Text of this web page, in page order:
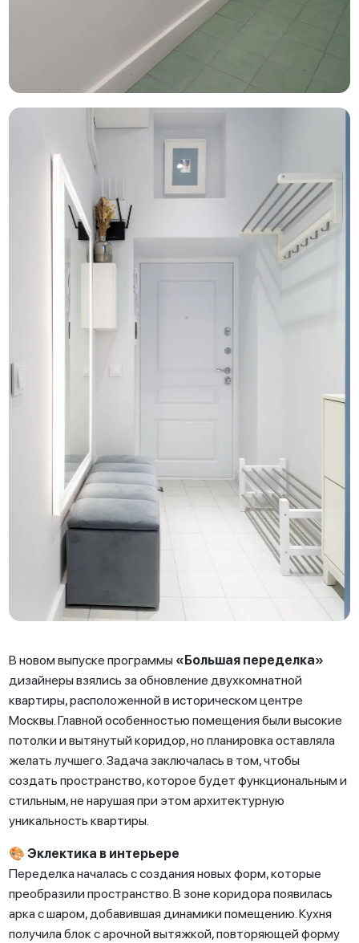
В новом выпуске программы «Большая переделка»
дизайнеры взялись за обновление двухкомнатной
квартиры, расположенной в историческом центре
Москвы. Главной особенностью помещения были высокие
потолки и вытянутый коридор, но планировка оставляла
желать лучшего. Задача заключалась в том, чтобы
создать пространство, которое будет функциональным и
стильным, не нарушая при этом архитектурную
уникальность квартиры.
🎨 Эклектика в интерьере
Переделка началась с создания новых форм, которые
преобразили пространство. В зоне коридора появилась
арка с шаром, добавившая динамики помещению. Кухня
получила блок с арочной вытяжкой, повторяющей форму